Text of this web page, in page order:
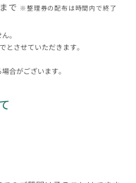
で ※整理券の配布は時間内で終了
。
とさせていただきます。
合がございます。